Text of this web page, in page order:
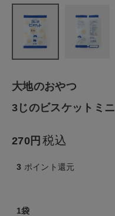
ナチュラル服
ファッション雑貨
生活雑貨
食品
ギフト
大地のおやつ
3じのビスケットミニ
270 税込
3 ポイント還元
1袋